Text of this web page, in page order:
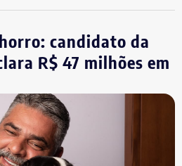
candidato da
R$ 47 milhões em